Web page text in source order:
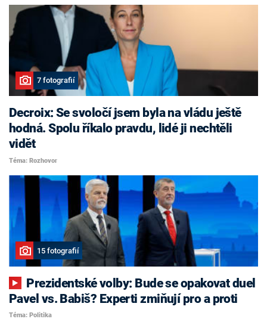
7 fotografií
Decroix: Se svoločí jsem byla na vládu ještě
hodná. Spolu říkalo pravdu, lidé ji nechtěli
vidět
Téma: Rozhovor
15 fotografií
Pavel vs. Babiš? Experti zmiňují pro a proti
Téma: Politika